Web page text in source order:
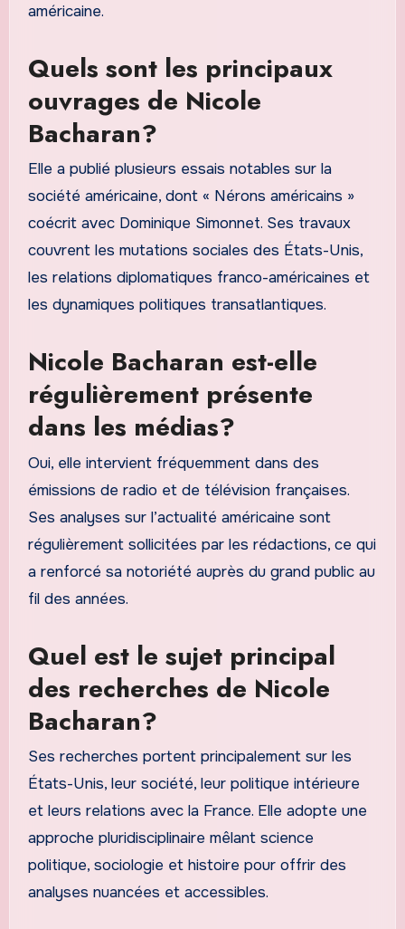
américaine.
Quels sont les principaux
ouvrages de Nicole
Bacharan?
Elle a publié plusieurs essais notables sur la
société américaine, dont « Nérons américains »
coécrit avec Dominique Simonnet. Ses travaux
couvrent les mutations sociales des États-Unis,
les relations diplomatiques franco-américaines et
les dynamiques politiques transatlantiques.
Nicole Bacharan est-elle
régulièrement présente
dans les médias?
Oui, elle intervient fréquemment dans des
émissions de radio et de télévision françaises.
Ses analyses sur l’actualité américaine sont
régulièrement sollicitées par les rédactions, ce qui
a renforcé sa notoriété auprès du grand public au
fil des années.
Quel est le sujet principal
des recherches de Nicole
Bacharan?
Ses recherches portent principalement sur les
États-Unis, leur société, leur politique intérieure
et leurs relations avec la France. Elle adopte une
approche pluridisciplinaire mêlant science
politique, sociologie et histoire pour offrir des
analyses nuancées et accessibles.